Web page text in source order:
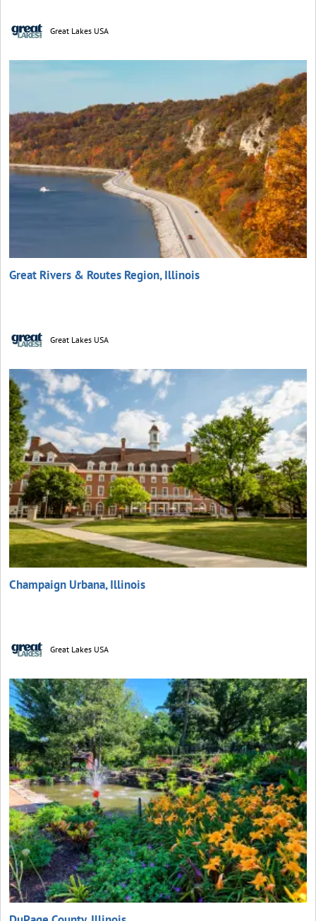
Great Lakes USA
Great Rivers & Routes Region, Illinois
Great Lakes USA
Champaign Urbana, Illinois
Great Lakes USA